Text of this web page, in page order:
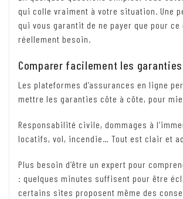
qui colle vraiment à votre situation. Une
qui vous garantit de ne payer que pour ce
réellement besoin.
Comparer facilement les garanties
Les plateformes d’assurances en ligne
mettre les garanties côte à côte, pour
Responsabilité civile, dommages à
locatifs, vol, incendie… Tout est clair et
Plus besoin d’être un expert pour
: quelques minutes suffisent pour être
certains sites proposent même des